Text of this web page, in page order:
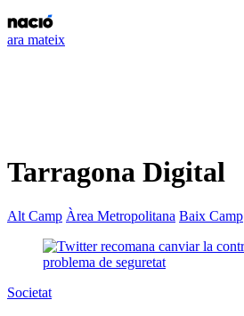
ara mateix
Tarragona Digital
Alt Camp Àrea Metropolitana Baix Camp
Societat